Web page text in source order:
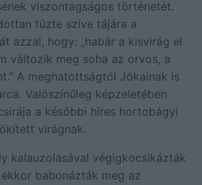
viszontagságos történetét.
tűzte szíve tájára a
azzal, hogy: „habár a kisvirág el
változik meg soha az orvos, a
A meghatottságtól Jókainak is
Valószínűleg képzeletében
a későbbi híres hortobágyi
virágnak.
kalauzolásával végigkocsikázták
babonázták meg az